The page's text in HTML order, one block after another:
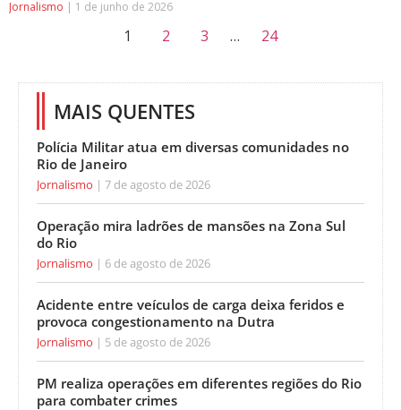
Jornalismo 1 de junho de 2026
1 2 3 … 24
MAIS QUENTES
Polícia Militar atua em diversas comunidades no
Rio de Janeiro
Jornalismo 7 de agosto de 2026
Operação mira ladrões de mansões na Zona Sul
do Rio
Jornalismo 6 de agosto de 2026
Acidente entre veículos de carga deixa feridos e
provoca congestionamento na Dutra
Jornalismo 5 de agosto de 2026
PM realiza operações em diferentes regiões do Rio
para combater crimes